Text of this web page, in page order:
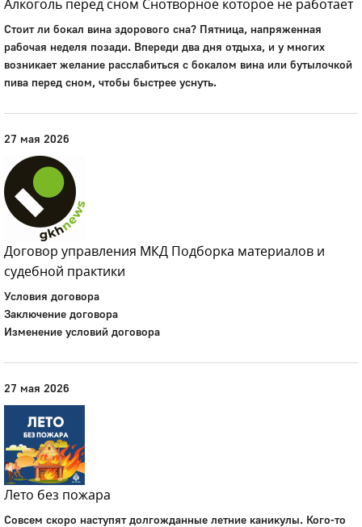
Алкоголь перед сном Снотворное которое не работает
Стоит ли бокал вина здорового сна? Пятница, напряженная
рабочая неделя позади. Впереди два дня отдыха, и у многих
возникает желание расслабиться с бокалом вина или бутылочкой
пива перед сном, чтобы быстрее уснуть.
27 мая 2026
Договор управления МКД Подборка материалов и
судебной практики
Условия договора
Заключение договора
Изменение условий договора
27 мая 2026
Лето без пожара
Совсем скоро наступят долгожданные летние каникулы. Кого-то